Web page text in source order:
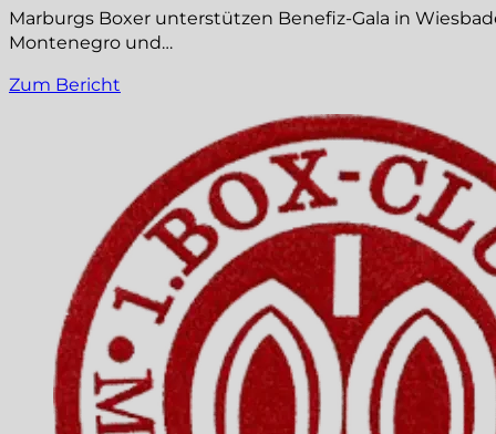
Marburgs Boxer unterstützen Benefiz-Gala in
Montenegro und…
Zum Bericht